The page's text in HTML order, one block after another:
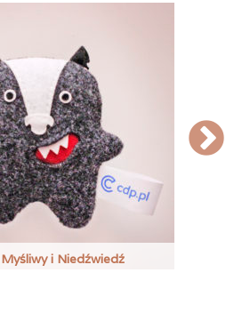
i Niedźwiedź